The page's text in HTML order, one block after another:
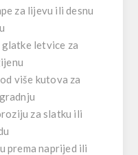
za lijevu ili desnu
letvice za
više kutova za
za slatku ili
prema naprijed ili